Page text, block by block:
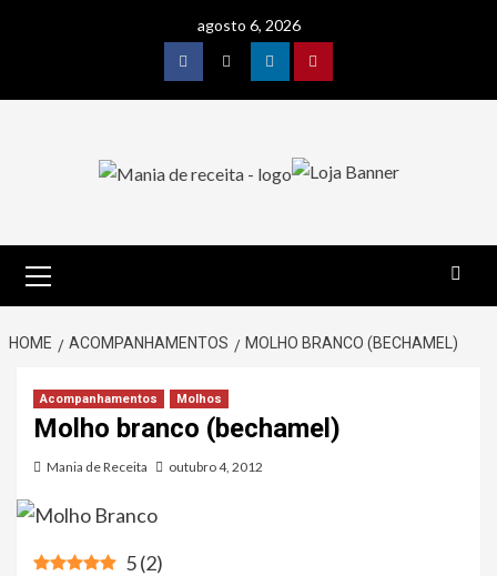
agosto 6, 2026
FacebookTwitterLinkedinPinterest
Menu
HOME ACOMPANHAMENTOS MOLHO BRANCO (BECHAMEL)
Acompanhamentos Molhos
Molho branco (bechamel)
Mania de Receita outubro 4, 2012
5(2)